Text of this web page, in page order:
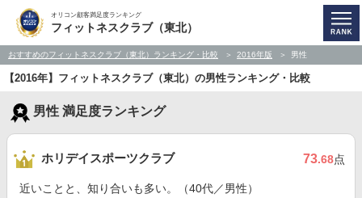
オリコン顧客満足度ランキング
フィットネスクラブ（東北）
おすすめのフィットネスクラブ（東北）ランキング・比較 2016年版 男性
【2016年】フィットネスクラブ（東北）の男性ランキング・比較
男性 満足度ランキング
ホリデイスポーツクラブ 73.68点
近いことと、知り合いも多い。（40代／男性）